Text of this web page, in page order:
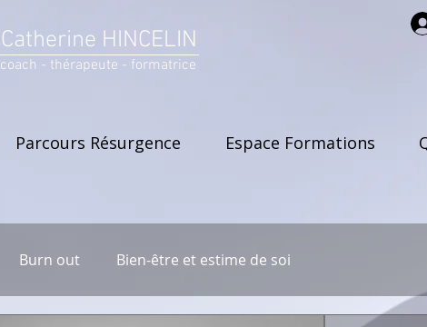
Catherine HINCELIN
coach - thérapeute - formatrice
Parcours Résurgence Espace Formations
Burn out Bien-être et estime de soi